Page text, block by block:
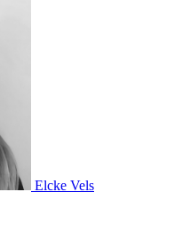
Elcke Vels